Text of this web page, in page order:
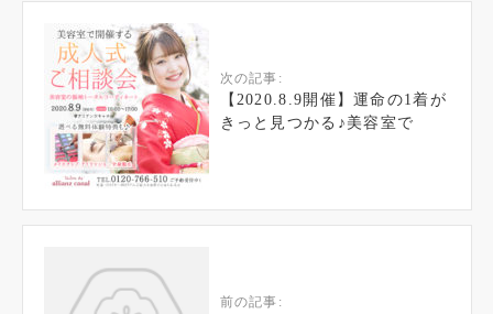
次の記事:
【2020.8.9開催】運命の1着が
きっと見つかる♪美容室で
前の記事: